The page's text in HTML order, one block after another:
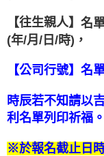
【往生親人】 名
(年/月 / 日 /時) ，
【公司行號】 名
時辰若不知請以
利名單列印祈福。
※於報名截止日